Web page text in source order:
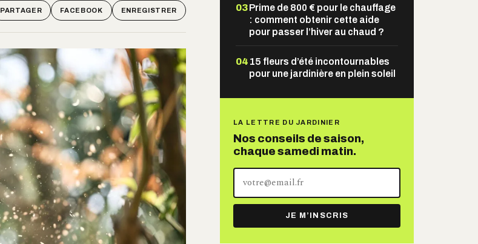
PARTAGER FACEBOOK ENREGISTRER 03Prime de 800 € pour le chauffage
: comment obtenir cette aide
pour passer l’hiver au chaud ?
04 15 fleurs d’été incontournables
pour une jardinière en plein soleil
LA LETTRE DU JARDINIER
Nos conseils de saison,
chaque samedi matin.
adresse
mail
JE M’INSCRIS